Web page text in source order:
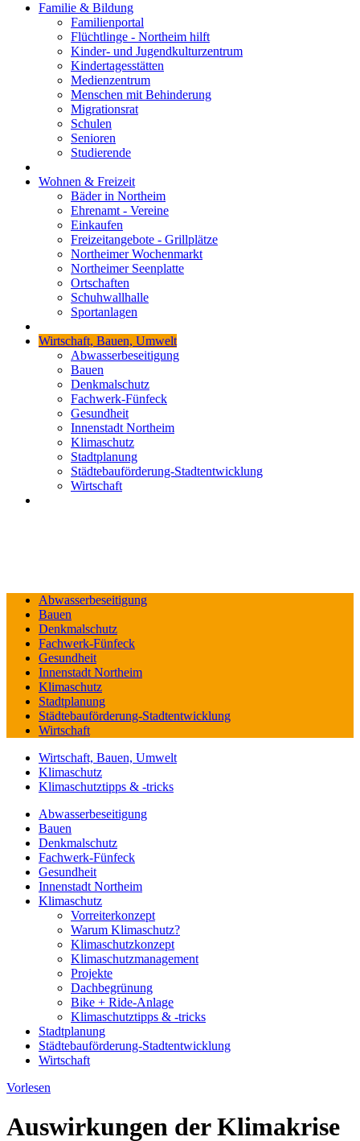
Familie & Bildung
Familienportal
Flüchtlinge - Northeim hilft
Kinder- und Jugendkulturzentrum
Kindertagesstätten
Medienzentrum
Menschen mit Behinderung
Migrationsrat
Schulen
Senioren
Studierende
Wohnen & Freizeit
Bäder in Northeim
Ehrenamt - Vereine
Einkaufen
Freizeitangebote - Grillplätze
Northeimer Wochenmarkt
Northeimer Seenplatte
Ortschaften
Schuhwallhalle
Sportanlagen
Wirtschaft, Bauen, Umwelt
Abwasserbeseitigung
Bauen
Denkmalschutz
Fachwerk-Fünfeck
Gesundheit
Innenstadt Northeim
Klimaschutz
Stadtplanung
Städtebauförderung-Stadtentwicklung
Wirtschaft
Abwasserbeseitigung
Bauen
Denkmalschutz
Fachwerk-Fünfeck
Gesundheit
Innenstadt Northeim
Klimaschutz
Stadtplanung
Städtebauförderung-Stadtentwicklung
Wirtschaft
Wirtschaft, Bauen, Umwelt
Klimaschutz
Klimaschutztipps & -tricks
Abwasserbeseitigung
Bauen
Denkmalschutz
Fachwerk-Fünfeck
Gesundheit
Innenstadt Northeim
Klimaschutz
Vorreiterkonzept
Warum Klimaschutz?
Klimaschutzkonzept
Klimaschutzmanagement
Projekte
Dachbegrünung
Bike + Ride-Anlage
Klimaschutztipps & -tricks
Stadtplanung
Städtebauförderung-Stadtentwicklung
Wirtschaft
Vorlesen
Auswirkungen der Klimakrise